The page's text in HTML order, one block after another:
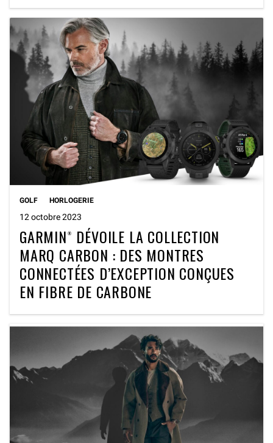
GOLF HORLOGERIE
12 octobre 2023
GARMIN® DÉVOILE LA COLLECTION
MARQ CARBON : DES MONTRES
CONNECTÉES D’EXCEPTION CONÇUES
EN FIBRE DE CARBONE